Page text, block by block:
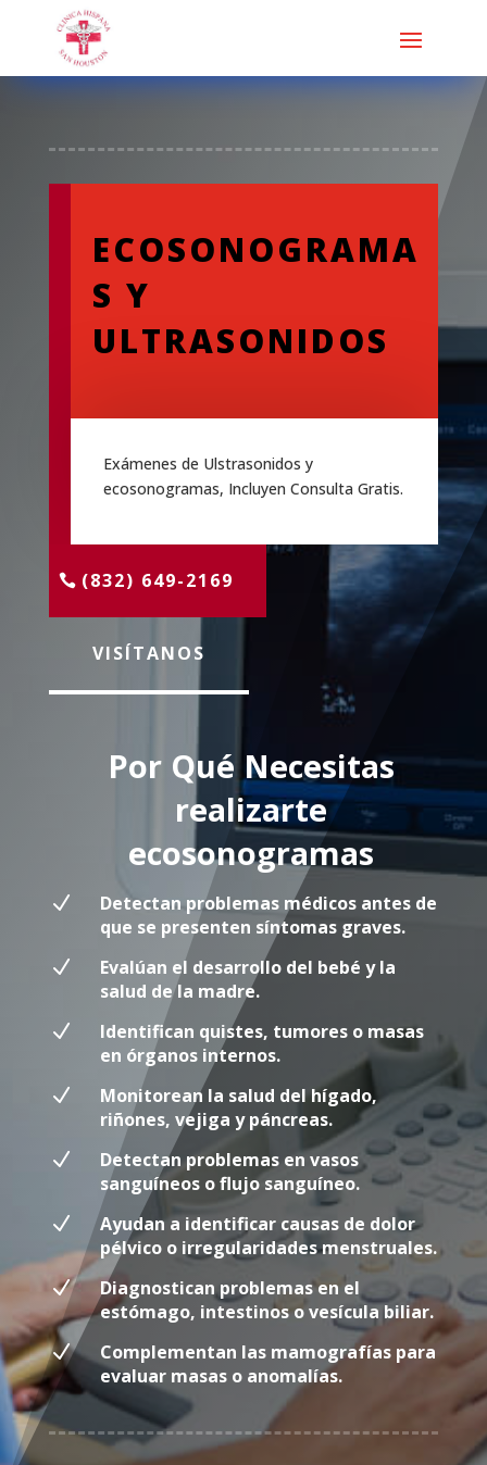
ECOSONOGRAMA
S Y
ULTRASONIDOS
Exámenes de Ulstrasonidos y
ecosonogramas, Incluyen Consulta Gratis.
(832) 649-2169
VISÍTANOS
Por Qué Necesitas
realizarte
ecosonogramas
N
Detectan problemas médicos antes de
que se presenten síntomas graves.
N
Evalúan el desarrollo del bebé y la
salud de la madre.
N
Identifican quistes, tumores o masas
en órganos internos.
N
Monitorean la salud del hígado,
riñones, vejiga y páncreas.
N
Detectan problemas en vasos
sanguíneos o flujo sanguíneo.
N
Ayudan a identificar causas de dolor
pélvico o irregularidades menstruales.
N
Diagnostican problemas en el
estómago, intestinos o vesícula biliar.
N
Complementan las mamografías para
evaluar masas o anomalías.